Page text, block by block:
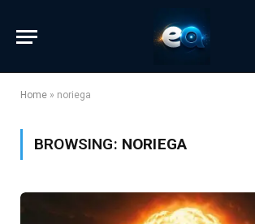
Home » noriega
BROWSING: NORIEGA